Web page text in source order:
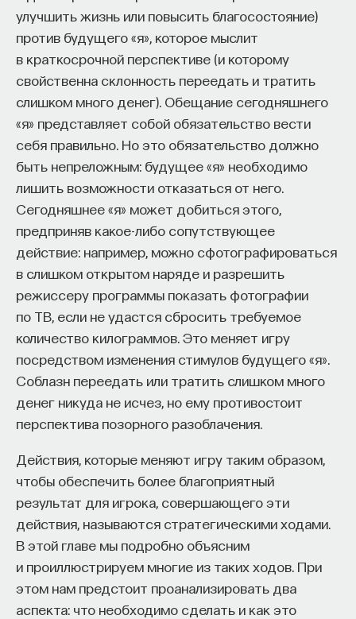
улучшить жизнь или повысить благосостояние)
против будущего «я», которое мыслит
в краткосрочной перспективе (и которому
свойственна склонность переедать и тратить
слишком много денег). Обещание сегодняшнего
«я» представляет собой обязательство вести
себя правильно. Но это обязательство должно
быть непреложным: будущее «я» необходимо
лишить возможности отказаться от него.
Сегодняшнее «я» может добиться этого,
предприняв какое-либо сопутствующее
действие: например, можно сфотографироваться
в слишком открытом наряде и разрешить
режиссеру программы показать фотографии
по ТВ, если не удастся сбросить требуемое
количество килограммов. Это меняет игру
посредством изменения стимулов будущего «я».
Соблазн переедать или тратить слишком много
денег никуда не исчез, но ему противостоит
перспектива позорного разоблачения.
Действия, которые меняют игру таким образом,
чтобы обеспечить более благоприятный
результат для игрока, совершающего эти
действия, называются стратегическими ходами.
В этой главе мы подробно объясним
и проиллюстрируем многие из таких ходов. При
этом нам предстоит проанализировать два
аспекта: что необходимо сделать и как это